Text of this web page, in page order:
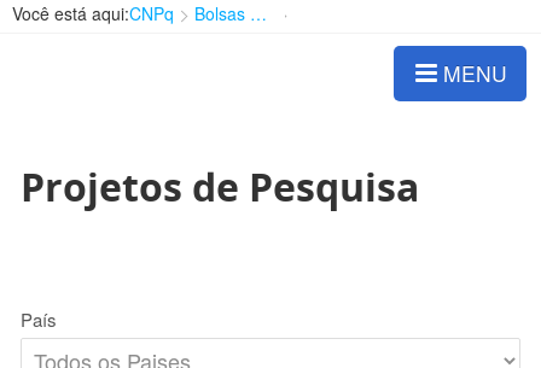
Você está aqui:CNPq Bolsas e Auxílios Vigentes
MENU
Projetos de Pesquisa
País